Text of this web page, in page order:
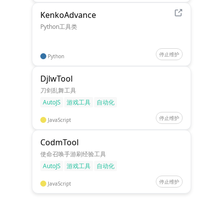
停止维护
KenkoAdvance
Python工具类
Python
停止维护
DjlwTool
刀剑乱舞工具
AutoJS
游戏工具 自动化
JavaScript
停止维护
CodmTool
使命召唤手游刷经验工具
AutoJS
游戏工具 自动化
JavaScript